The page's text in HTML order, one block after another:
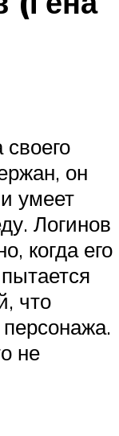
он
умеет
Логинов
когда его
что
персонажа.
не